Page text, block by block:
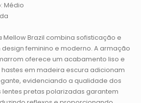
Médio
Mellow Brazil combina sofisticação e
feminino e moderno. A armação
oferece um acabamento liso e
em madeira escura adicionam
evidenciando a qualidade dos
lentes pretas polarizadas garantem